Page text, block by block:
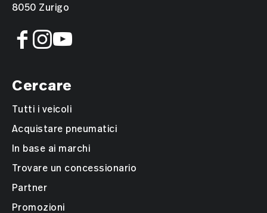
8050 Zurigo
Cercare
Tutti i veicoli
Acquistare pneumatici
In base ai marchi
Trovare un concessionario
Partner
Promozioni